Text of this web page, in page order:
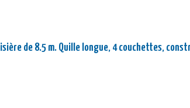
de 8.5 m. Quille longue, 4 couchettes,